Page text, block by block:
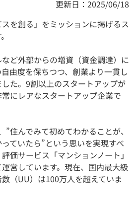
更新日：2025/06/18
スを創る」をミッションに掲げるス
ど外部からの増資（資金調達）に
由度を保ちつつ、創業より一貫し
た。9割以上のスタートアップが
にレアなスタートアップ企業で
住んでみて初めてわかることが、
ていたら”という思いを実現すべ
価サービス「マンションノート」
営しています。現在、国内最大級
（UU）は100万人を超えていま